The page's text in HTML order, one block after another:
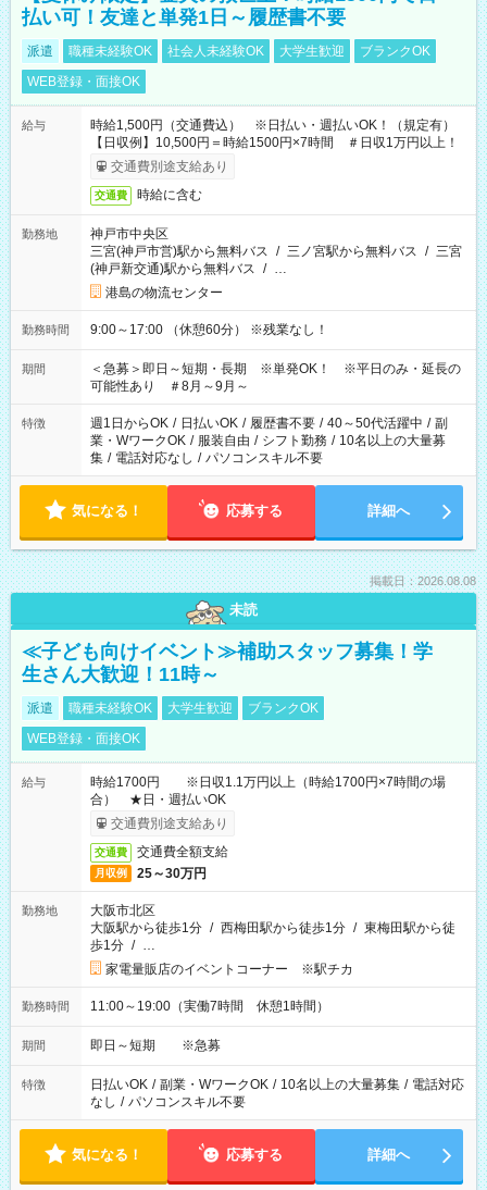
払い可！友達と単発1日～履歴書不要
派遣 職種未経験OK 社会人未経験OK 大学生歓迎
ブランクOK
WEB登録・面接OK
給与
時給1,500円（交通費込） ※日払い・週払いOK！（規定有）
【日収例】10,500円＝時給1500円×7時間 ＃日収1万円以上！
交通費別途支給あり
交通費 時給に含む
勤務地
神戸市中央区
三宮(神戸市営)駅から無料バス / 三ノ宮駅から無料バス / 三宮
(神戸新交通)駅から無料バス / …
港島の物流センター
勤務時間 9:00～17:00 （休憩60分） ※残業なし！
期間
＜急募＞即日～短期・長期 ※単発OK！ ※平日のみ・延長の
可能性あり ＃8月～9月～
特徴 週1日からOK / 日払いOK / 履歴書不要 / 40～50代活躍中 / 副
業・WワークOK / 服装自由 / シフト勤務 / 10名以上の大量募
集 / 電話対応なし / パソコンスキル不要
気になる！ 応募する 詳細へ
掲載日：2026.08.08
未読
≪子ども向けイベント≫補助スタッフ募集！学
生さん大歓迎！11時～
派遣 職種未経験OK 大学生歓迎
ブランクOK
WEB登録・面接OK
給与
時給1700円 ※日収1.1万円以上（時給1700円×7時間の場
合） ★日・週払いOK
交通費別途支給あり
交通費 交通費全額支給
月収例 25～30万円
勤務地
大阪市北区
大阪駅から徒歩1分 / 西梅田駅から徒歩1分 / 東梅田駅から徒
歩1分 / …
家電量販店のイベントコーナー ※駅チカ
勤務時間 11:00～19:00（実働7時間 休憩1時間）
期間 即日～短期 ※急募
特徴 日払いOK / 副業・WワークOK / 10名以上の大量募集 / 電話対応
なし / パソコンスキル不要
気になる！ 応募する 詳細へ